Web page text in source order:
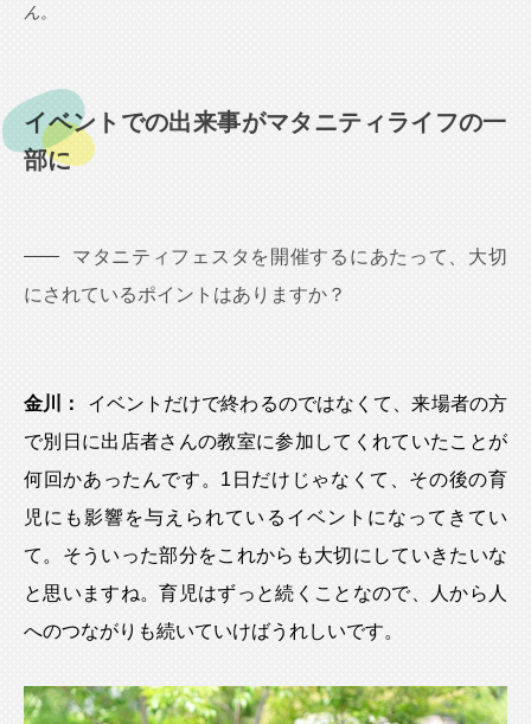
ん。
イベントでの出来事がマタニティライフの一
部に
マタニティフェスタを開催するにあたって、大切
にされているポイントはありますか？
金川：
イベントだけで終わるのではなくて、来場者の方
で別日に出店者さんの教室に参加してくれていたことが
何回かあったんです。1日だけじゃなくて、その後の育
児にも影響を与えられているイベントになってきてい
て。そういった部分をこれからも大切にしていきたいな
と思いますね。育児はずっと続くことなので、人から人
へのつながりも続いていけばうれしいです。